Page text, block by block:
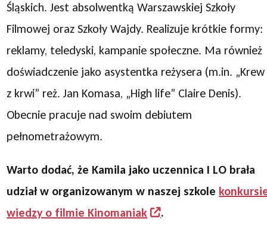
Śląskich. Jest absolwentką Warszawskiej Szkoły
Filmowej oraz Szkoły Wajdy. Realizuje krótkie formy:
reklamy, teledyski, kampanie społeczne. Ma również
doświadczenie jako asystentka reżysera (m.in. „Krew
z krwi” reż. Jan Komasa, „High life” Claire Denis).
Obecnie pracuje nad swoim debiutem
pełnometrażowym.
Warto dodać, że Kamila jako uczennica I LO brała
udział w organizowanym w naszej szkole
wiedzy o filmie Kinomaniak
.